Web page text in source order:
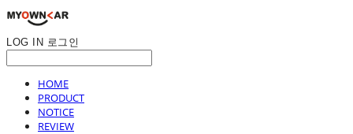
LOG IN 로그인
HOME
PRODUCT
NOTICE
REVIEW